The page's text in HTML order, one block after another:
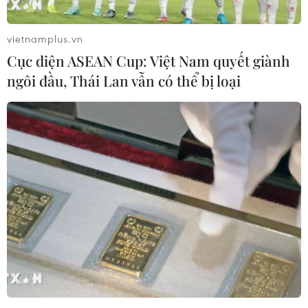
Báo chí Đông Nam Á "dậy
sóng" vì tuyển Việt Nam,
chỉ ra lý do Indonesia thua
đau
04/08/2026 02:32
Ba Bộ tăng cường phối hợp
thực hiện nhiệm vụ đối
ngoại trong giai đoạn mới
03/08/2026 14:59
Google châm ngòi cuộc đối
Châu Phi khẳng định vị
vietnamplus.vn
Cục diện ASEAN Cup: Việt Nam quyết giành
ngôi đầu, Thái Lan vẫn có thể bị loại